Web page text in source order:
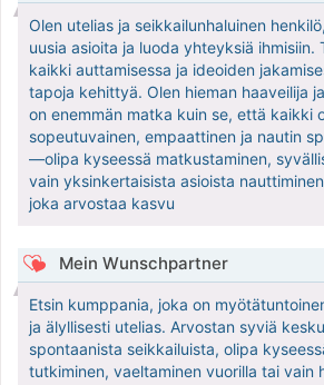
Olen utelias ja seikkailunhaluinen
uusia asioita ja luoda yhteyksiä ihmisiin.
kaikki auttamisessa ja ideoiden
tapoja kehittyä. Olen hieman haaveilija
on enemmän matka kuin se, että kaikki
sopeutuvainen, empaattinen ja nautin
—olipa kyseessä matkustaminen,
vain yksinkertaisista asioista
joka arvostaa kasvu
Mein Wunschpartner
Etsin kumppania, joka on
ja älyllisesti utelias. Arvostan syviä
spontaanista seikkailuista, olipa
tutkiminen, vaeltaminen vuorilla tai vain